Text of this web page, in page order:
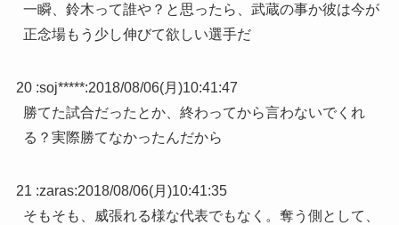
一瞬、鈴木って誰や？と思ったら、武蔵の事か彼は今が
正念場もう少し伸びて欲しい選手だ
20 :soj*****:2018/08/06(月)10:41:47
勝てた試合だったとか、終わってから言わないでくれ
る？実際勝てなかったんだから
21 :zaras:2018/08/06(月)10:41:35
そもそも、威張れる様な代表でもなく。奪う側として、